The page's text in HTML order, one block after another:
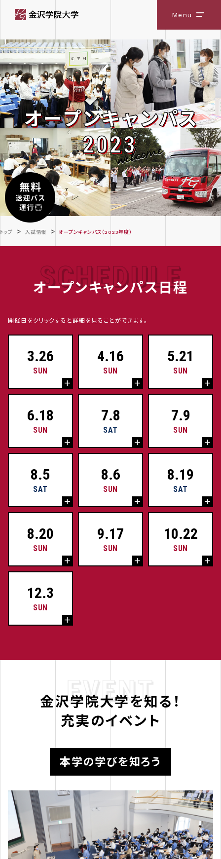
Menu メニ
ップ > 入試情報 > オープンキャンパス（2023年度）
オープンキャンパス日程
開催日をクリックすると詳細を見ることができます。
3.26
SUN
4.16
SUN
5.21
SUN
6.18
SUN
7.8
SAT
7.9
SUN
8.5
SAT
8.6
SUN
8.19
SAT
8.20
SUN
9.17
SUN
10.22
SUN
12.3
SUN
金沢学院大学を知る！
充実のイベント
本学の学びを知ろう